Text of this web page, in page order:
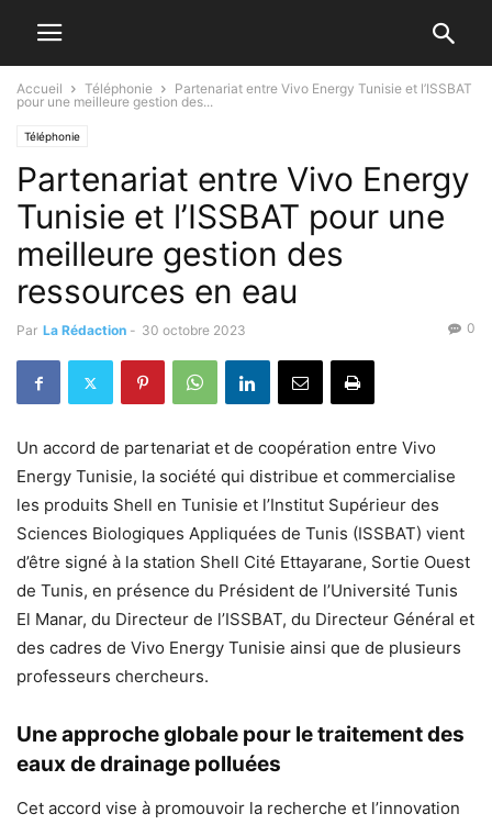
Accueil Téléphonie
Partenariat entre Vivo Energy Tunisie et l’ISSBAT
pour une meilleure gestion des...
Téléphonie
Partenariat entre Vivo Energy
Tunisie et l’ISSBAT pour une
meilleure gestion des
ressources en eau
Par La Rédaction - 30 octobre 2023 0
Un accord de partenariat et de coopération entre Vivo
Energy Tunisie, la société qui distribue et commercialise
les produits Shell en Tunisie et l’Institut Supérieur des
Sciences Biologiques Appliquées de Tunis (ISSBAT) vient
d’être signé à la station Shell Cité Ettayarane, Sortie Ouest
de Tunis, en présence du Président de l’Université Tunis
El Manar, du Directeur de l’ISSBAT, du Directeur Général et
des cadres de Vivo Energy Tunisie ainsi que de plusieurs
professeurs chercheurs.
Une approche globale pour le traitement des
eaux de drainage polluées
Cet accord vise à promouvoir la recherche et l’innovation